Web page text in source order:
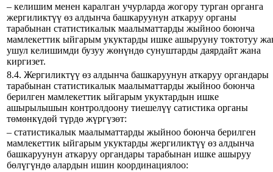
– келишим менен каралган учурларда жогору турган органга
жергиликтүү өз алдынча башкаруунун аткаруу органы
тарабынан статистикалык маалыматтарды жыйноо боюнча
мамлекеттик ыйгарым укуктарды ишке ашырууну токтотуу
ушул келишимди бузуу жөнүндө сунуштарды даярдайт жана
киргизет.
8.4. Жергиликтүү өз алдынча башкаруунун аткаруу органдары
тарабынан статистикалык маалыматтарды жыйноо боюнча
берилген мамлекеттик ыйгарым укуктардын ишке
ашырылышын контролдоону тиешелүү сатистика органы
төмөнкүдөй түрдө жүргүзөт:
– статистикалык маалыматтарды жыйноо боюнча берилген
мамлекеттик ыйгарым укуктарды жергиликтүү өз алдынча
башкаруунун аткаруу органдары тарабынан ишке ашыруу
бөлүгүндө алардын ишин координациялоо: